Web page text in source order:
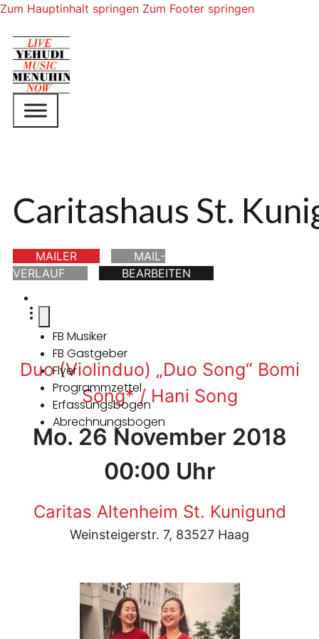
Zum Hauptinhalt springen Zum Footer springen
Caritashaus St.
MAILER
MAIL-
VERLAUF
BEARBEITEN
FB Musiker
FB Gastgeber
Flyer
Programmzettel
Erfassungsbogen
Abrechnungsbogen
Duo (Violinduo) „Duo Song“ Bomi
Song* / Hani Song
Mo. 26 November 2018
00:00 Uhr
Caritas Altenheim St. Kunigund
Weinsteigerstr. 7, 83527 Haag